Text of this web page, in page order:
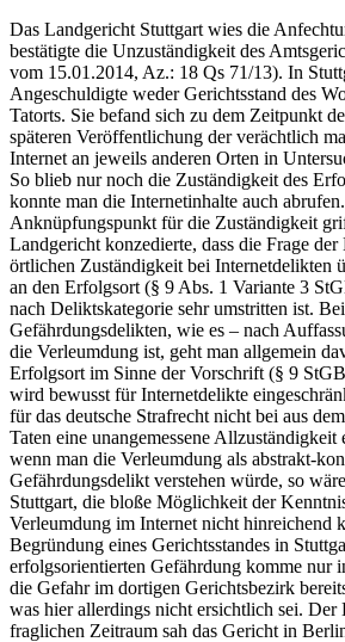
Das Landgericht Stuttgart wies die
bestätigte die Unzuständigkeit des
vom 15.01.2014, Az.: 18 Qs 71/13). In
Angeschuldigte weder Gerichtsstand des
Tatorts. Sie befand sich zu dem Zeitpunkt
späteren Veröffentlichung der verächtlich
Internet an jeweils anderen Orten in
So blieb nur noch die Zuständigkeit des
konnte man die Internetinhalte auch
Anknüpfungspunkt für die Zuständigkeit
Landgericht konzedierte, dass die Frage
örtlichen Zuständigkeit bei Internetdelikten
an den Erfolgsort (§ 9 Abs. 1 Variante 3
nach Deliktskategorie sehr umstritten ist.
Gefährdungsdelikten, wie es – nach
die Verleumdung ist, geht man allgemein
Erfolgsort im Sinne der Vorschrift (§ 9
wird bewusst für Internetdelikte
für das deutsche Strafrecht nicht bei aus
Taten eine unangemessene Allzuständigkeit
wenn man die Verleumdung als abstrakt-
Gefährdungsdelikt verstehen würde, so
Stuttgart, die bloße Möglichkeit der
Verleumdung im Internet nicht hinreichend
Begründung eines Gerichtsstandes in
erfolgsorientierten Gefährdung komme nur
die Gefahr im dortigen Gerichtsbezirk
was hier allerdings nicht ersichtlich sei. Der
fraglichen Zeitraum sah das Gericht in